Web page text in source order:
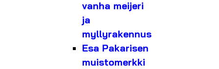
vanha meijeri
ja
myllyrakennus
Esa Pakarisen
muistomerkki